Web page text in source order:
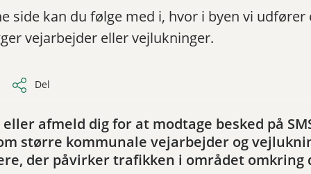
side kan du følge med i, hvor i byen vi udfører
vejarbejder eller vejlukninger.
Del
afmeld dig for at modtage besked på
større kommunale vejarbejder og
der påvirker trafikken i området omkring